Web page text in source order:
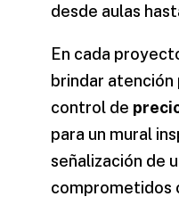
desde aulas
En cada
brindar atención
control de
para un mural
señalización de
comprometidos